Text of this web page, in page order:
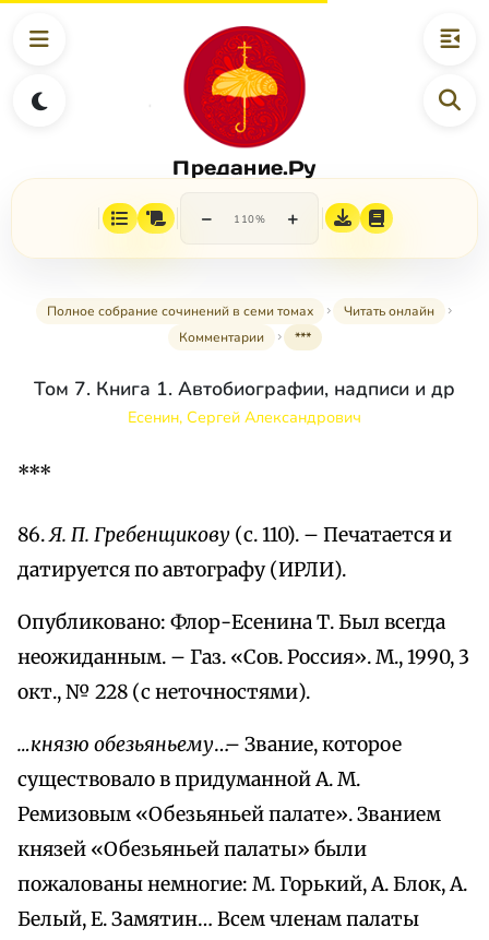
Предание.Ру
− 110% +
Полное собрание сочинений в семи томах
Читать онлайн
Комментарии
***
Том 7. Книга 1. Автобиографии, надписи и др
Есенин, Сергей Александрович
***
86.Я. П. Гребенщикову (с. 110). – Печатается и
датируется по автографу (ИРЛИ).
Опубликовано: Флор-Есенина Т. Был всегда
неожиданным. – Газ. «Сов. Россия». М., 1990, 3
окт., № 228 (с неточностями).
…князю обезьяньему…– Звание, которое
существовало в придуманной А. М.
Ремизовым «Обезьяньей палате». Званием
князей «Обезьяньей палаты» были
пожалованы немногие: М. Горький, А. Блок, А.
Белый, Е. Замятин… Всем членам палаты